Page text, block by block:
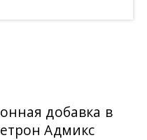
добавка в
Адмикс